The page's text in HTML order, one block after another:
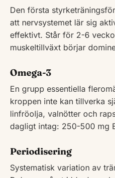
Den första
att nervsystemet lär sig
effektivt. Står för 2-6
muskeltillväxt börjar
Omega-3
En grupp essentiella
kroppen inte kan tillverka
linfröolja, valnötter och
dagligt intag: 250-500 mg
Periodisering
Systematisk variation av